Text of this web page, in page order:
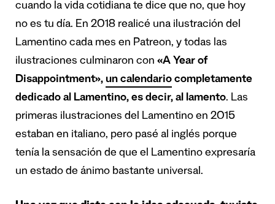
cuando la vida cotidiana te dice que no, que hoy
no es tu día. En 2018 realicé una ilustración del
Lamentino cada mes en Patreon, y todas las
ilustraciones culminaron con «A Year of
Disappointment», un calendario completamente
dedicado al Lamentino, es decir, al lamento. Las
primeras ilustraciones del Lamentino en 2015
estaban en italiano, pero pasé al inglés porque
tenía la sensación de que el Lamentino expresaría
un estado de ánimo bastante universal.